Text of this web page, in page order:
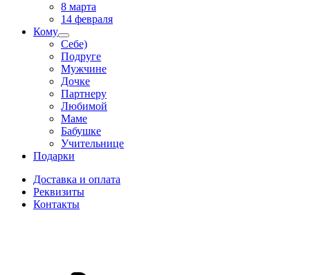
8 марта
14 февраля
Кому
Себе)
Подруге
Мужчине
Дочке
Партнеру
Любимой
Маме
Бабушке
Учительнице
Подарки
Доставка и оплата
Реквизиты
Контакты